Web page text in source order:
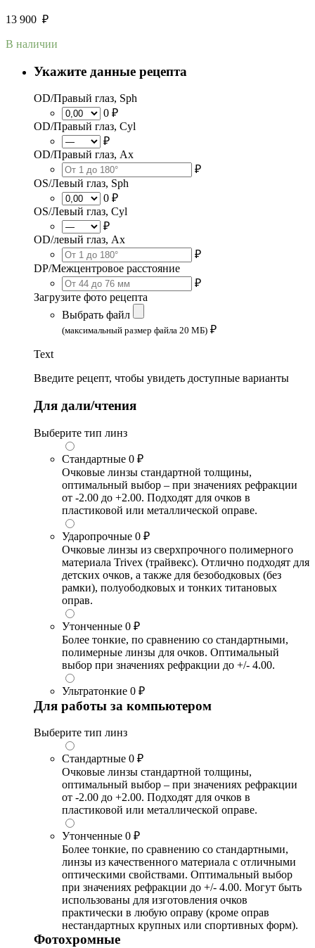
13 900 ₽
В наличии
Укажите данные рецепта
OD/Правый глаз, Sph
0 ₽
OD/Правый глаз, Cyl
₽
OD/Правый глаз, Ax
₽
OS/Левый глаз, Sph
0 ₽
OS/Левый глаз, Cyl
₽
OD/левый глаз, Ax
₽
DP/Межцентровое расстояние
₽
Загрузите фото рецепта
Выбрать файл
(максимальный размер файла 20 МБ) ₽
Text
Введите рецепт, чтобы увидеть доступные варианты
Для дали/чтения
Выберите тип линз
Стандартные 0 ₽
Очковые линзы стандартной толщины,
оптимальный выбор – при значениях рефракции
от -2.00 до +2.00. Подходят для очков в
пластиковой или металлической оправе.
Ударопрочные 0 ₽
Очковые линзы из сверхпрочного полимерного
материала Trivex (трайвекс). Отлично подходят для
детских очков, а также для безободковых (без
рамки), полуободковых и тонких титановых
оправ.
Утонченные 0 ₽
Более тонкие, по сравнению со стандартными,
полимерные линзы для очков. Оптимальный
выбор при значениях рефракции до +/- 4.00.
Ультратонкие 0 ₽
Для работы за компьютером
Выберите тип линз
Стандартные 0 ₽
Очковые линзы стандартной толщины,
оптимальный выбор – при значениях рефракции
от -2.00 до +2.00. Подходят для очков в
пластиковой или металлической оправе.
Утонченные 0 ₽
Более тонкие, по сравнению со стандартными,
линзы из качественного материала с отличными
оптическими свойствами. Оптимальный выбор
при значениях рефракции до +/- 4.00. Могут быть
использованы для изготовления очков
практически в любую оправу (кроме оправ
нестандартных крупных или спортивных форм).
Фотохромные